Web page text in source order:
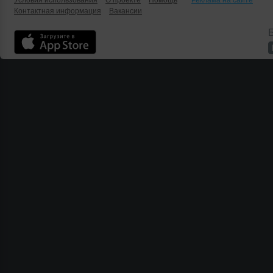
Контактная информация
Вакансии